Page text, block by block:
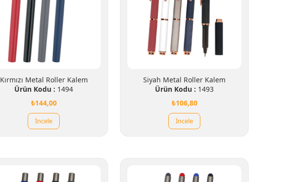
Kırmızı Metal Roller Kalem
Ürün Kodu : 1494
₺144,00
İncele
Siyah Metal Roller Kalem
Ürün Kodu : 1493
₺106,80
İncele